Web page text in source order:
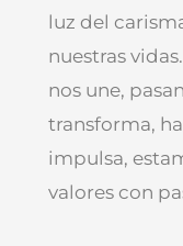
luz del
nuestras
nos une,
transforma,
impulsa,
valores con